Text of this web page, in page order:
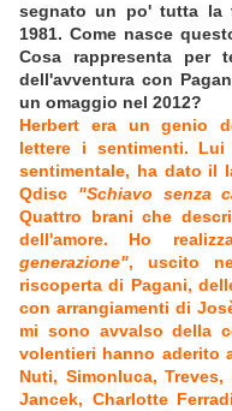
segnato un po' tutta la
1981. Come nasce
Cosa rappresenta per
dell'avventura con
un omaggio nel 2012?
Herbert era un genio
lettere i sentimenti.
sentimentale, ha dato il
Qdisc "Schiavo senza
Quattro brani che
dell'amore. Ho
generazione", uscito
riscoperta di Pagani,
con arrangiamenti di
mi sono avvalso della
volentieri hanno aderito
Nuti, Simonluca,
Jancek, Charlotte